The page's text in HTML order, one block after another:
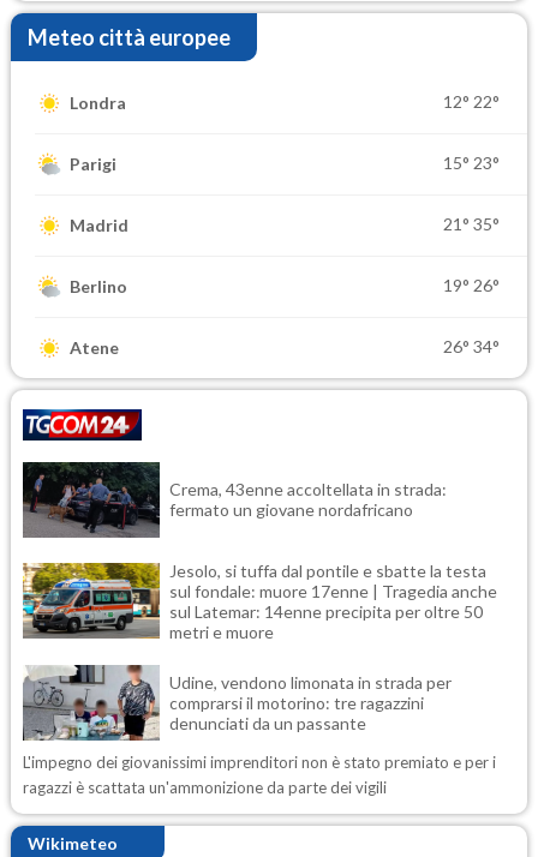
Meteo città europee
Londra 12° 22°
Parigi 15° 23°
Madrid 21° 35°
Berlino 19° 26°
Atene 26° 34°
Crema, 43enne accoltellata in strada:
fermato un giovane nordafricano
Jesolo, si tuffa dal pontile e sbatte la testa
sul fondale: muore 17enne | Tragedia anche
sul Latemar: 14enne precipita per oltre 50
metri e muore
Udine, vendono limonata in strada per
comprarsi il motorino: tre ragazzini
denunciati da un passante
L'impegno dei giovanissimi imprenditori non è stato premiato e per i
ragazzi è scattata un'ammonizione da parte dei vigili
Wikimeteo